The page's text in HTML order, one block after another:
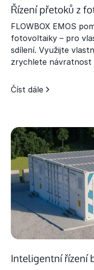
Řízení přetoků z
FLOWBOX EMOS
fotovoltaiky – pro
sdílení. Využijte
zrychlete návratnost
Číst dále
Inteligentní řízení